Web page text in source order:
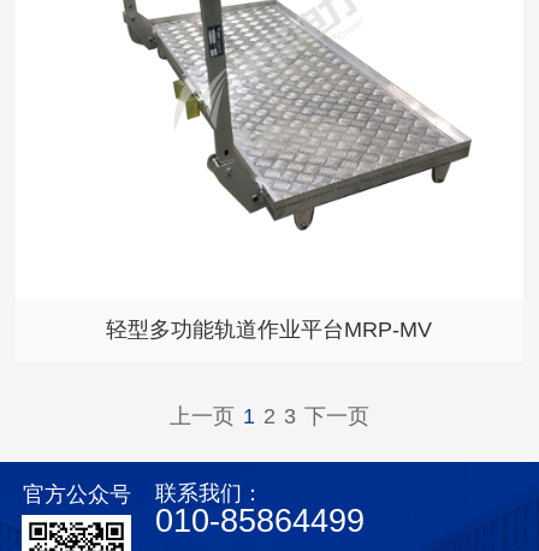
轻型多功能轨道作业平台MRP-MV
上一页 1 2 3 下一页
官方公众号 联系我们：
010-85864499